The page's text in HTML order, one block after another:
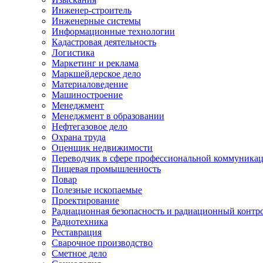
Инженер-строитель
Инженерные системы
Информационные технологии
Кадастровая деятельность
Логистика
Маркетинг и реклама
Маркшейдерское дело
Материаловедение
Машиностроение
Менеджмент
Менеджмент в образовании
Нефтегазовое дело
Охрана труда
Оценщик недвижимости
Переводчик в сфере профессиональной
Пищевая промышленность
Повар
Полезные ископаемые
Проектирование
Радиационная безопасность и радиационный
Радиотехника
Реставрация
Сварочное производство
Сметное дело